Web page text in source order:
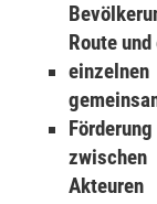
Route
Akteuren